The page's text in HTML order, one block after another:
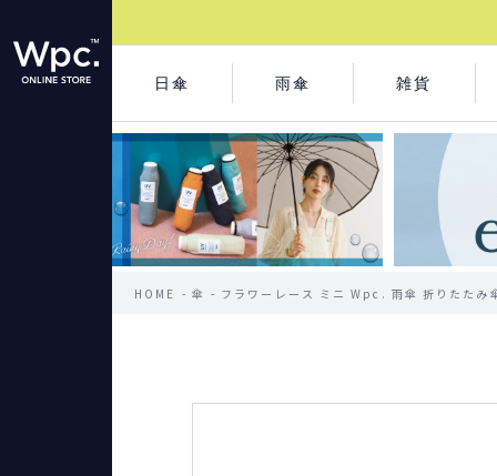
日傘 雨傘 雑貨
HOME 傘 フラワーレース ミニ Wpc. 雨傘 折りたたみ